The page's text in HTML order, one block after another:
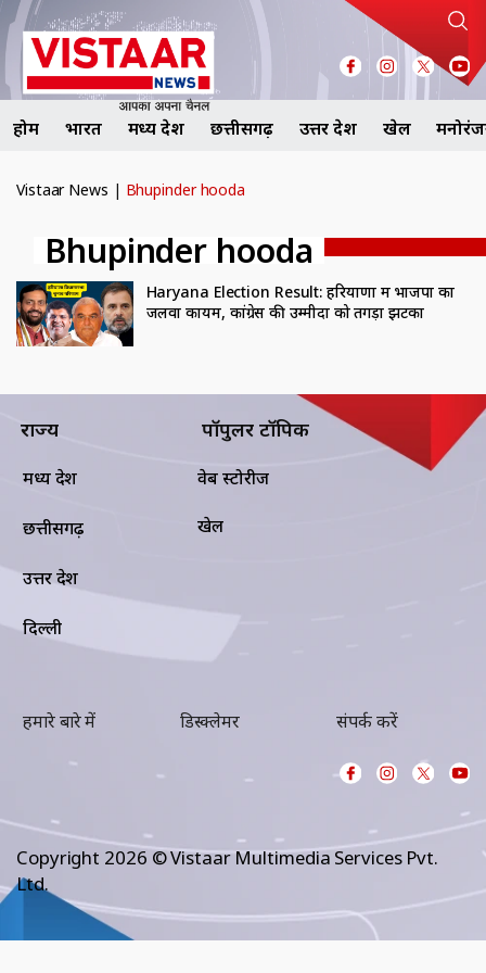
होम भारत मध्य प्रदेश छत्तीसगढ़ उत्तर प्रदेश खेल
Vistaar News | Bhupinder hooda
Bhupinder hooda
Haryana Election Result: हरियाणा में भाजपा का
जलवा कायम, कांग्रेस की उम्मीदों को तगड़ा झटका
राज्य
मध्य प्रदेश
छत्तीसगढ़
उत्तर प्रदेश
दिल्ली
पॉपुलर टॉपिक
वेब स्टोरीज
खेल
हमारे बारे में डिस्क्लेमर संपर्क करें
Copyright 2026 © Vistaar Multimedia Services Pvt.
Ltd.